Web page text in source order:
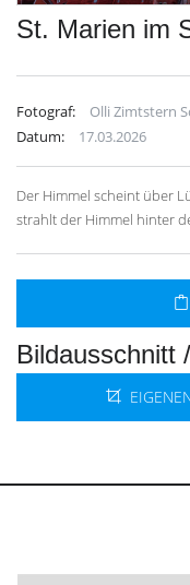
St. Marien im
Fotograf:
Olli Zimtstern
Datum:
17.03.2026
Der Himmel scheint über
strahlt der Himmel hinter
Bildausschnitt